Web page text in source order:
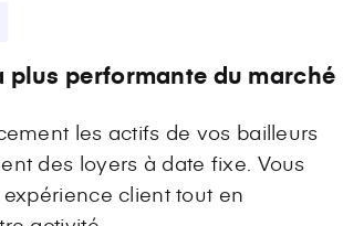
plus performante du marché
les actifs de vos bailleurs
des loyers à date fixe. Vous
client tout en